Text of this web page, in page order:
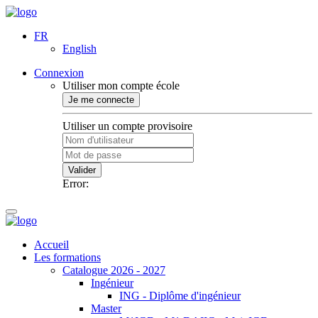
FR
English
Connexion
Utiliser mon compte école
Je me connecte
Utiliser un compte provisoire
Valider
Error:
Accueil
Les formations
Catalogue 2026 - 2027
Ingénieur
ING - Diplôme d'ingénieur
Master